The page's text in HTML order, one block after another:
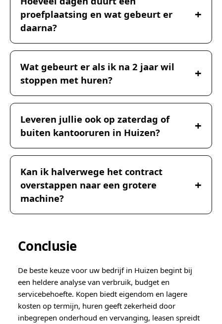
proefplaatsing en wat gebeurt er
daarna?
Wat gebeurt er als ik na 2 jaar wil
stoppen met huren?
Leveren jullie ook op zaterdag of
buiten kantooruren in Huizen?
Kan ik halverwege het contract
overstappen naar een grotere
machine?
Conclusie
De beste keuze voor uw bedrijf in Huizen begint bij
een heldere analyse van verbruik, budget en
servicebehoefte. Kopen biedt eigendom en lagere
kosten op termijn, huren geeft zekerheid door
inbegrepen onderhoud en vervanging, leasen spreidt